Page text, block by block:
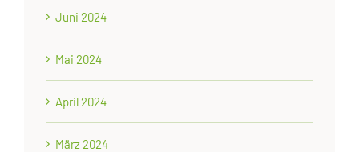
Juni 2024
Mai 2024
April 2024
März 2024